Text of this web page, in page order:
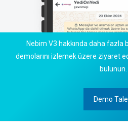
Nebim V3 hakkında daha fazla
demolarını izlemek üzere ziyaret
bulunun.
Demo